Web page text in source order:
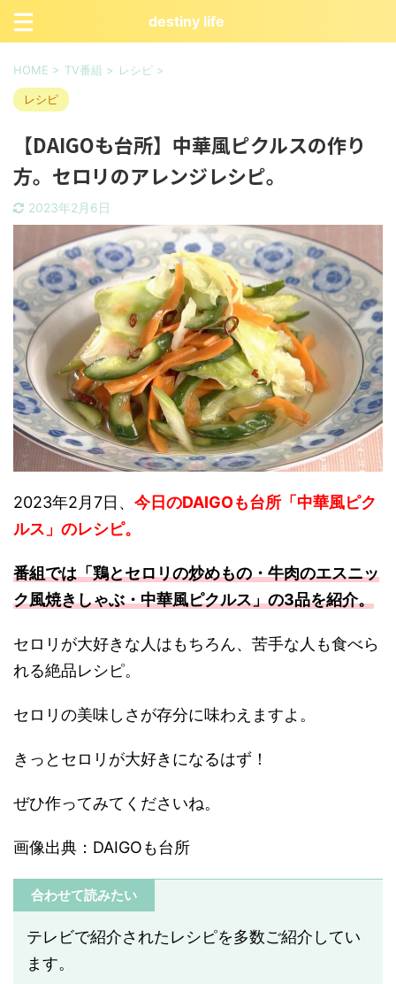
destiny life
HOME > TV番組 > レシピ >
レシピ
【DAIGOも台所】中華風ピクルスの作り
方。セロリのアレンジレシピ。
2023年2月6日
2023年2月7日、 今日のDAIGOも台所「中華風ピク
ルス」のレシピ。
番組では「鶏とセロリの炒めもの・牛肉のエスニッ
ク風焼きしゃぶ・中華風ピクルス」の3品を紹介。
セロリが大好きな人はもちろん、苦手な人も食べら
れる絶品レシピ。
セロリの美味しさが存分に味わえますよ。
きっとセロリが大好きになるはず！
ぜひ作ってみてくださいね。
画像出典：DAIGOも台所
合わせて読みたい
テレビで紹介されたレシピを多数ご紹介してい
ます。